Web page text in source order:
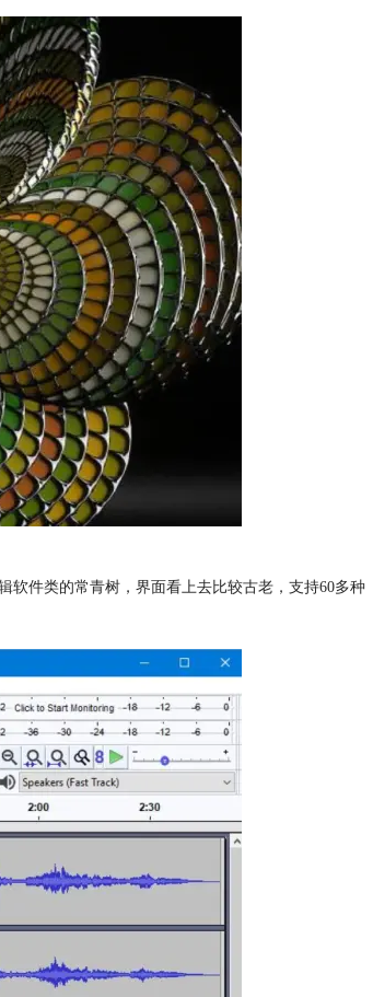
软件类的常青树，界面看上去比较古老，支持60多种